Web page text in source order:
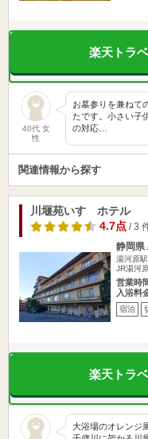
楽天トラ
40代 女
性
お墓参りを兼ねて
たです。小さい子
の対応…
関連情報から探す
川堰苑いすゞホテル
4.7点/ 3
静岡県
湯河原
JR湯河
営業時
入浴料
宿泊
楽天トラ
大浴場のオレンジ